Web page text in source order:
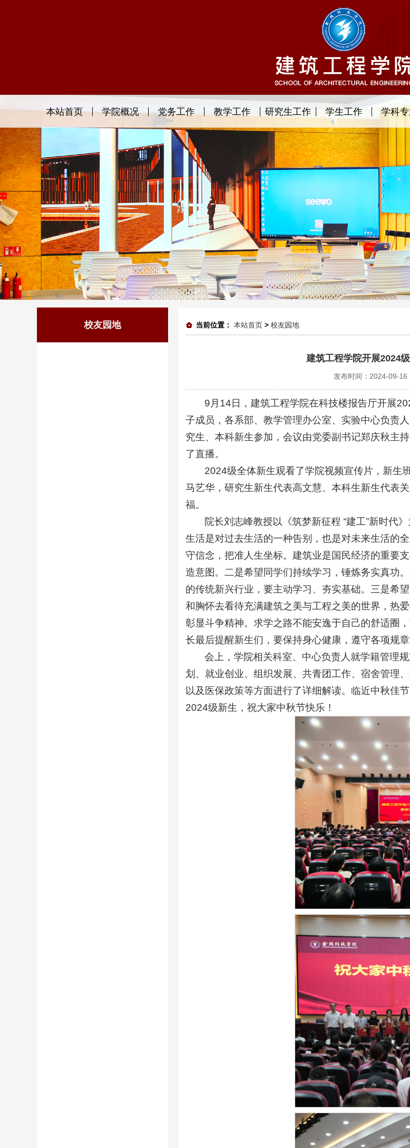
本站首页 学院概况 党务工作 教学工作 研究生工作 学生工作 学科
校友园地 当前位置： 本站首页 > 校友园地
建筑工程学院开展2024
发布时间：2024-09-
9月14日，建筑工程学院在科技楼报告厅开展
子成员，各系部、教学管理办公室、实验中心负责
究生、本科新生参加，会议由党委副书记郑庆秋主
了直播。
2024级全体新生观看了学院视频宣传片，新生
马艺华，研究生新生代表高文慧、本科生新生代表
福。
院长刘志峰教授以《筑梦新征程 “建工”新时代
生活是对过去生活的一种告别，也是对未来生活的
守信念，把准人生坐标。建筑业是国民经济的重要
造意图。二是希望同学们持续学习，锤炼务实真功
的传统新兴行业，要主动学习、夯实基础。三是希
和胸怀去看待充满建筑之美与工程之美的世界，热
彰显斗争精神。求学之路不能安逸于自己的舒适圈
长最后提醒新生们，要保持身心健康，遵守各项规
会上，学院相关科室、中心负责人就学籍管理
划、就业创业、组织发展、共青团工作、宿舍管理
以及医保政策等方面进行了详细解读。临近中秋佳
2024级新生，祝大家中秋节快乐！